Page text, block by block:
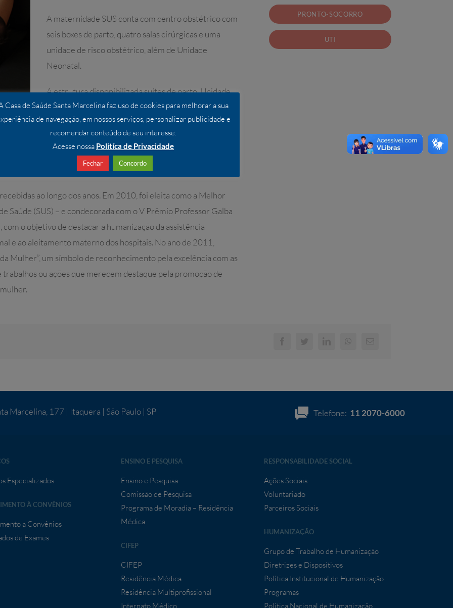
A maternidade SUS conta com centro obstétrico com
seis boxes de parto, quatro salas cirúrgicas e uma
unidade de risco obstétrico, além de Unidade
Neonatal.
A estrutura disponibilizada suítes de parto, Unidade
Neonatal e Centro Cirúrgico/Obstétrico aos
conveniados.
ao longo dos anos. Em 2010, foi eleita como a Melhor
Saúde (SUS) – e condecorada com o V Prêmio Professor Galba
o objetivo de destacar a humanização da assistência
e ao aleitamento materno dos hospitais. No ano de 2011,
Mulher”, um símbolo de reconhecimento pela excelência com as
ou ações que merecem destaque pela promoção de
PRONTO-SOCORRO
UTI
Marcelina, 177 | Itaquera | São Paulo | SP Telefone: 11 2070-6000
Especializados
À CONVÊNIOS
a Convênios
de Exames
ENSINO E PESQUISA
Ensino e Pesquisa
Comissão de Pesquisa
Programa de Moradia – Residência
Médica
CIFEP
CIFEP
Residência Médica
Residência Multiprofissional
Internato Médico
RESPONSABILIDADE SOCIAL
Ações Sociais
Voluntariado
Parceiros Sociais
HUMANIZAÇÃO
Grupo de Trabalho de Humanização
Diretrizes e Dispositivos
Política Institucional de Humanização
Programas
Política Nacional de Humanização
Casa de Saúde Santa Marcelina faz uso de cookies para melhorar a sua
de navegação, em nossos serviços, personalizar publicidade e
recomendar conteúdo de seu interesse.
Acesse nossa Politíca de Privacidade
Fechar Concordo